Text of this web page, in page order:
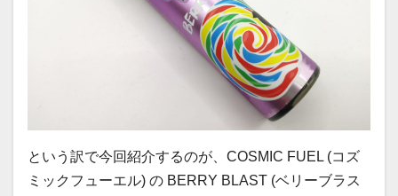
という訳で今回紹介するのが、COSMIC FUEL (コズ
ミックフューエル) の BERRY BLAST (ベリーブラス